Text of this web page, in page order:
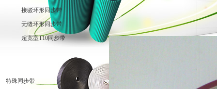
接驳环形同步带
无缝环形同步带
超宽型T10同步带
特殊同步带